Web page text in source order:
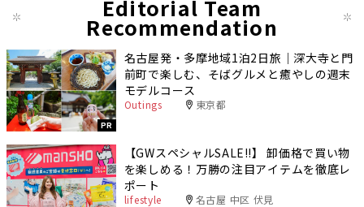
Editorial Team
Recommendation
PR
名古屋発・多摩地域1泊2日旅｜深大寺と門
前町で楽しむ、そばグルメと癒やしの週末
モデルコース
Outings 東京都
【GWスペシャルSALE‼︎】 卸価格で買い物
を楽しめる！万勝の注目アイテムを徹底レ
ポート
lifestyle 名古屋 中区 伏見